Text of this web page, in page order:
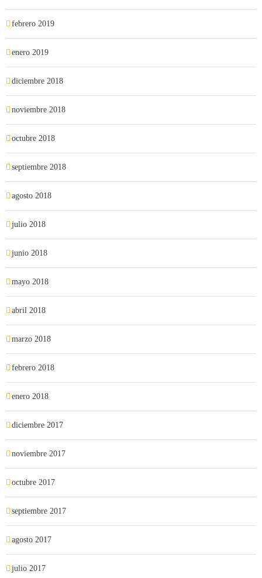
febrero 2019
enero 2019
diciembre 2018
noviembre 2018
octubre 2018
septiembre 2018
agosto 2018
julio 2018
junio 2018
mayo 2018
abril 2018
marzo 2018
febrero 2018
enero 2018
diciembre 2017
noviembre 2017
octubre 2017
septiembre 2017
agosto 2017
julio 2017